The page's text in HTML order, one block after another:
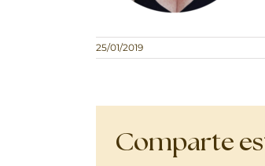
25/01/2019
Comparte